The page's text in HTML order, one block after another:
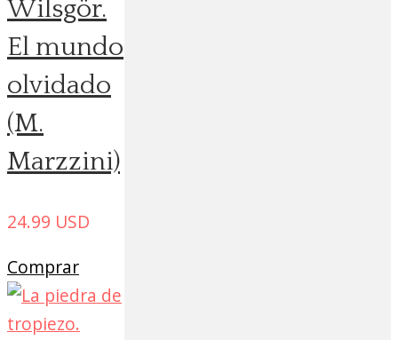
Wilsgör.
El mundo
olvidado
(M.
Marzzini)
24.99 USD
Comprar